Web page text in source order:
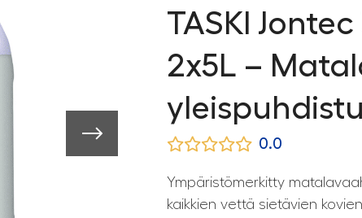
TASKI
2x5L –
0.0
Ympäristömerkitty
kaikkien vettä sietävien